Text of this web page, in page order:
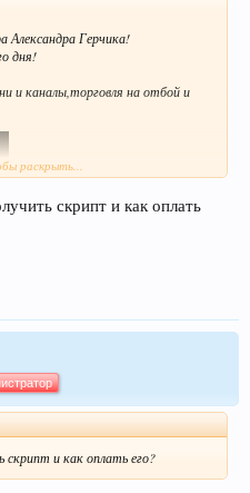
Александра Герчика!
дня!
и каналы,торговля на отбой и
раскрыть...
скрипт и как оплать
скрипт и как оплать его?